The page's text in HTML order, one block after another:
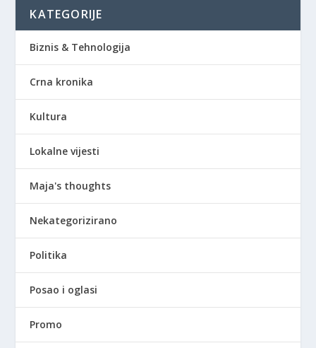
KATEGORIJE
Biznis & Tehnologija
Crna kronika
Kultura
Lokalne vijesti
Maja's thoughts
Nekategorizirano
Politika
Posao i oglasi
Promo